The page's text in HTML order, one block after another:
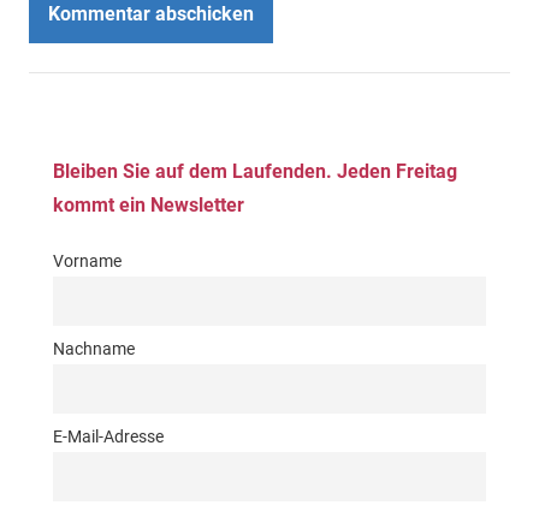
Bleiben Sie auf dem Laufenden. Jeden Freitag
kommt ein Newsletter
Vorname
Nachname
E-Mail-Adresse